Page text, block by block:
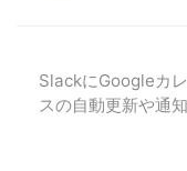
SlackにGoogleカ
スの自動更新や通